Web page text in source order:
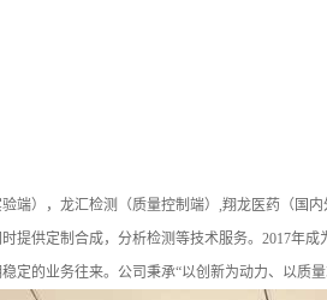
端），龙汇检测（质量控制端）,翔龙医药（
提供定制合成，分析检测等技术服务。2017年
定的业务往来。公司秉承“以创新为动力、以质